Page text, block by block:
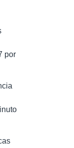
por